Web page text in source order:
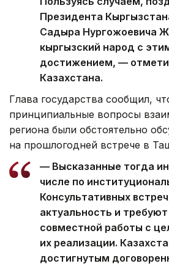
Президента
Садыра Нургожоевича
кыргызский народ с
достижением, —
Казахстана.
Глава государства сообщил,
принципиальные вопросы
региона были обстоятельно
на прошлогодней встрече в
— Высказанные тогда
числе по
Консультативных
актуальность и
совместной работы с
их реализации.
достигнутым